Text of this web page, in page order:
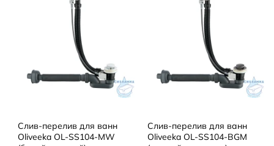
Слив-перелив для ванн
Oliveeka OL-SS104-MW
Слив-перелив для ванн
Oliveeka OL-SS104-BGM